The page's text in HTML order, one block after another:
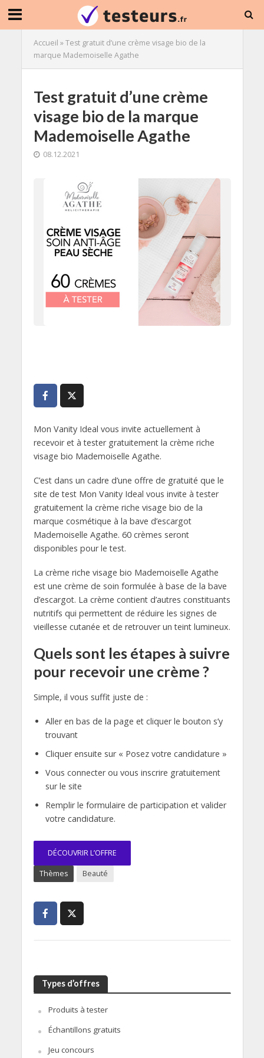
Accueil »Test gratuit d’une crème visage bio de la
marque Mademoiselle Agathe
Test gratuit d’une crème
visage bio de la marque
Mademoiselle Agathe
08.12.2021
Mon Vanity Ideal vous invite actuellement à
recevoir et à tester gratuitement la crème riche
visage bio Mademoiselle Agathe.
C’est dans un cadre d’une offre de gratuité que le
site de test Mon Vanity Ideal vous invite à tester
gratuitement la crème riche visage bio de la
marque cosmétique à la bave d’escargot
Mademoiselle Agathe. 60 crèmes seront
disponibles pour le test.
La crème riche visage bio Mademoiselle Agathe
est une crème de soin formulée à base de la bave
d’escargot. La crème contient d’autres constituants
nutritifs qui permettent de réduire les signes de
vieillesse cutanée et de retrouver un teint lumineux.
Quels sont les étapes à suivre
pour recevoir une crème ?
Simple, il vous suffit juste de :
Aller en bas de la page et cliquer le bouton s’y
trouvant
Cliquer ensuite sur « Posez votre candidature »
Vous connecter ou vous inscrire gratuitement
sur le site
Remplir le formulaire de participation et valider
votre candidature.
DÉCOUVRIR L’OFFRE
Thèmes Beauté
Types d’offres
Produits à tester
Échantillons gratuits
Jeu concours